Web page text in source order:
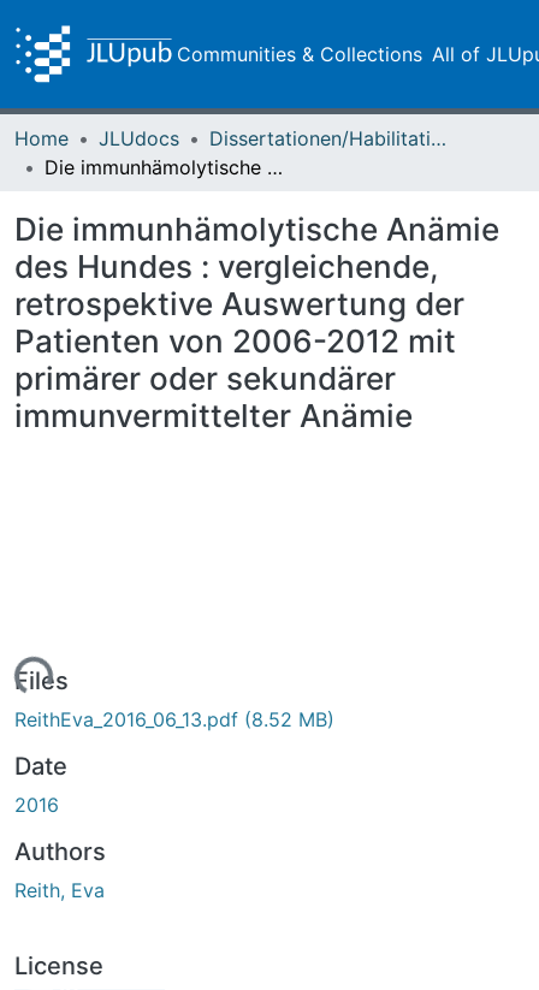
Communities & Collections All of
Home JLUdocs
Dissertationen/Habilitationen
Die immunhämolytische Anämie des Hundes : vergleichende, retrospektive Auswertung der Patienten von 2006-2012 mit primärer oder sekundärer immunvermittelter Anämie
Die immunhämolytische Anämie
des Hundes : vergleichende,
retrospektive Auswertung der
Patienten von 2006-2012 mit
primärer oder sekundärer
immunvermittelter Anämie
Files
ReithEva_2016_06_13.pdf (8.52 MB)
Date
2016
Authors
Reith, Eva
License